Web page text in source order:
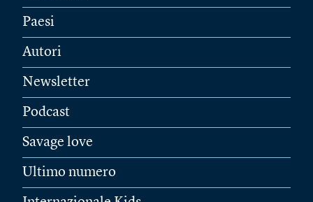
Paesi
Autori
Newsletter
Podcast
Savage love
Ultimo numero